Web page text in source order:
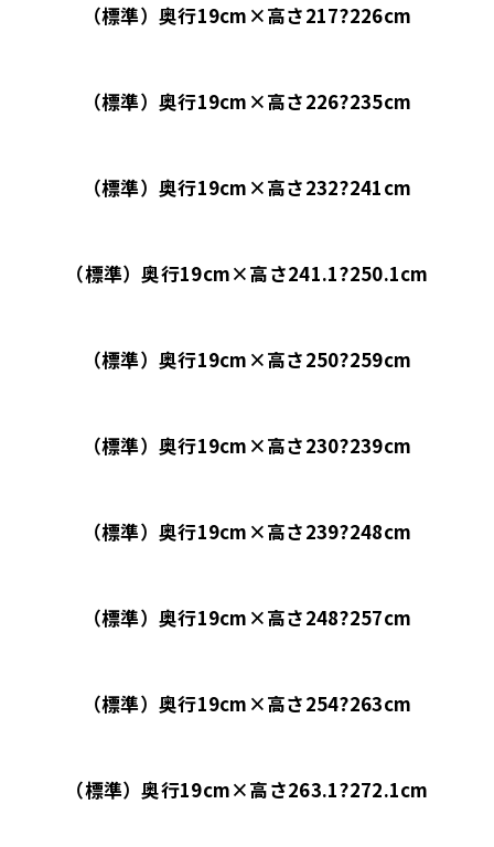
（標準）奥行19cm×高さ217?226cm
（標準）奥行19cm×高さ226?235cm
（標準）奥行19cm×高さ232?241cm
（標準）奥行19cm×高さ241.1?250.1cm
（標準）奥行19cm×高さ250?259cm
（標準）奥行19cm×高さ230?239cm
（標準）奥行19cm×高さ239?248cm
（標準）奥行19cm×高さ248?257cm
（標準）奥行19cm×高さ254?263cm
（標準）奥行19cm×高さ263.1?272.1cm